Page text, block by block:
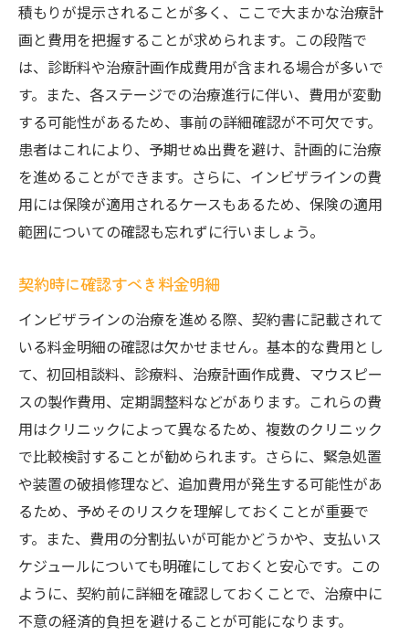
積もりが提示されることが多く、ここで大まかな治療計
画と費用を把握することが求められます。この段階で
は、診断料や治療計画作成費用が含まれる場合が多いで
す。また、各ステージでの治療進行に伴い、費用が変動
する可能性があるため、事前の詳細確認が不可欠です。
患者はこれにより、予期せぬ出費を避け、計画的に治療
を進めることができます。さらに、インビザラインの費
用には保険が適用されるケースもあるため、保険の適用
範囲についての確認も忘れずに行いましょう。
契約時に確認すべき料金明細
インビザラインの治療を進める際、契約書に記載されて
いる料金明細の確認は欠かせません。基本的な費用とし
て、初回相談料、診療料、治療計画作成費、マウスピー
スの製作費用、定期調整料などがあります。これらの費
用はクリニックによって異なるため、複数のクリニック
で比較検討することが勧められます。さらに、緊急処置
や装置の破損修理など、追加費用が発生する可能性があ
るため、予めそのリスクを理解しておくことが重要で
す。また、費用の分割払いが可能かどうかや、支払いス
ケジュールについても明確にしておくと安心です。この
ように、契約前に詳細を確認しておくことで、治療中に
不意の経済的負担を避けることが可能になります。